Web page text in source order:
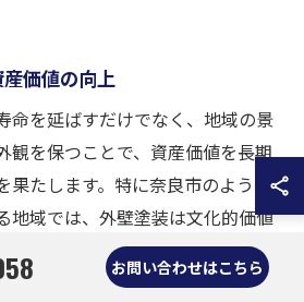
価値の向上
命を延ばすだけでなく、地域の景
観を保つことで、資産価値を長期
果たします。特に奈良市のように
地域では、外壁塗装は文化的価値
の向上に寄与します。最新技術を
を用いることで、美観と機能性を
お問い合わせはこちら